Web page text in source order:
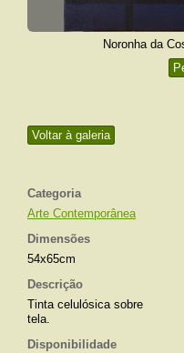
Voltar à galeria
Categoria
Arte Contemporânea
Dimensões
54x65cm
Descrição
Tinta celulósica sobre
tela.
Disponibilidade
Noronha da